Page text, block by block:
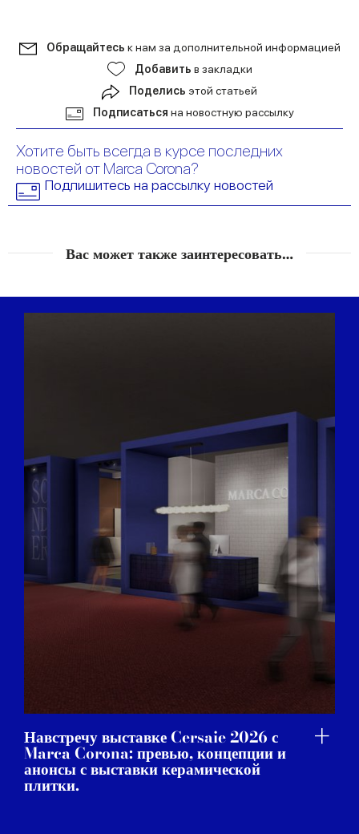
Обращайтесь к нам за дополнительной информацией
Добавить в закладки
Поделись этой статьей
Подписаться на новостную рассылку
Хотите быть всегда в курсе последних
новостей от Marca Corona?
Подпишитесь на рассылку новостей
Вас может также заинтересовать…
Навстречу выставке Cersaie 2026 с
Marca Corona: превью, концепции и
анонсы с выставки керамической
плитки.